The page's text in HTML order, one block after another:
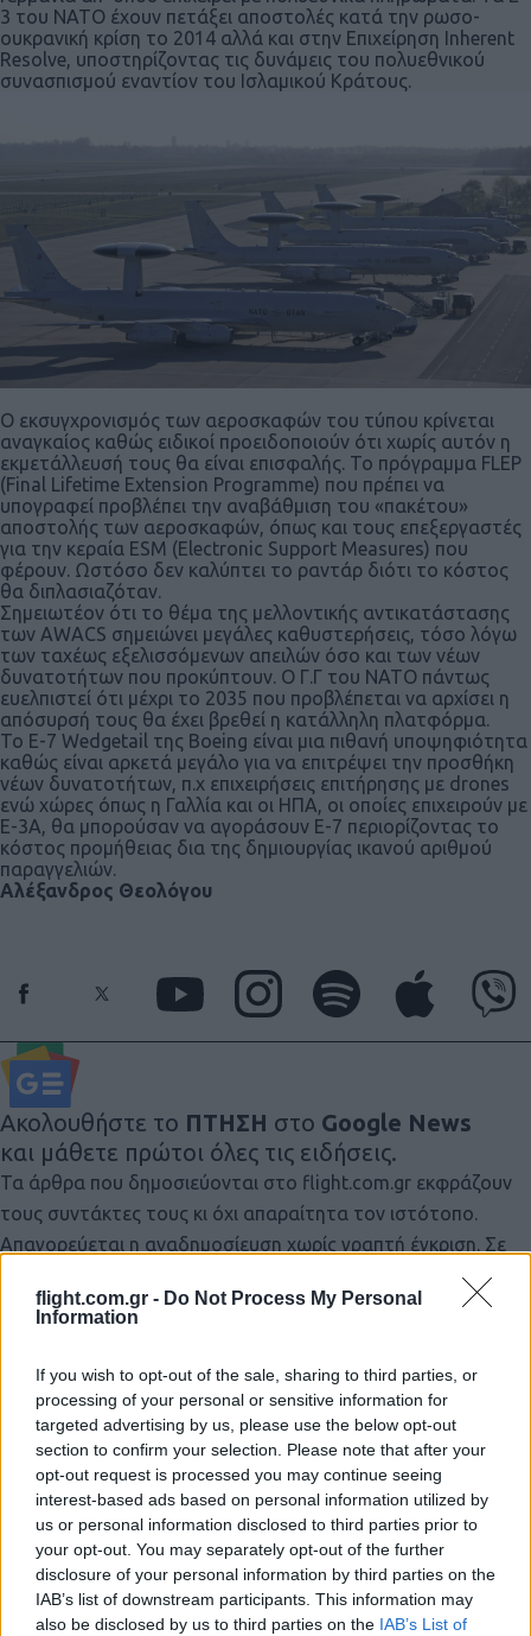
flight.com.gr - Do Not Process My Personal
Information
If you wish to opt-out of the sale, sharing to third parties, or
processing of your personal or sensitive information for
targeted advertising by us, please use the below opt-out
section to confirm your selection. Please note that after your
opt-out request is processed you may continue seeing
interest-based ads based on personal information utilized by
us or personal information disclosed to third parties prior to
your opt-out. You may separately opt-out of the further
disclosure of your personal information by third parties on the
IAB’s list of downstream participants. This information may
also be disclosed by us to third parties on the IAB’s List of
3 του ΝΑΤΟ έχουν πετάξει αποστολές κατά την ρωσο-
ουκρανική κρίση το 2014 αλλά και στην Επιχείρηση Inherent
Resolve, υποστηρίζοντας τις δυνάμεις του πολυεθνικού
συνασπισμού εναντίον του Ισλαμικού Κράτους.
O εκσυγχρονισμός των αεροσκαφών του τύπου κρίνεται
αναγκαίος καθώς ειδικοί προειδοποιούν ότι χωρίς αυτόν η
εκμετάλλευσή τους θα είναι επισφαλής. Το πρόγραμμα FLEP
(Final Lifetime Extension Programme) που πρέπει να
υπογραφεί προβλέπει την αναβάθμιση του «πακέτου»
αποστολής των αεροσκαφών, όπως και τους επεξεργαστές
για την κεραία ESM (Electronic Support Measures) που
φέρουν. Ωστόσο δεν καλύπτει το ραντάρ διότι το κόστος
θα διπλασιαζόταν.
Σημειωτέον ότι το θέμα της μελλοντικής αντικατάστασης
των AWACS σημειώνει μεγάλες καθυστερήσεις, τόσο λόγω
των ταχέως εξελισσόμενων απειλών όσο και των νέων
δυνατοτήτων που προκύπτουν. Ο Γ.Γ του ΝΑΤΟ πάντως
ευελπιστεί ότι μέχρι το 2035 που προβλέπεται να αρχίσει η
απόσυρσή τους θα έχει βρεθεί η κατάλληλη πλατφόρμα.
Το Ε-7 Wedgetail της Boeing είναι μια πιθανή υποψηφιότητα
καθώς είναι αρκετά μεγάλο για να επιτρέψει την προσθήκη
νέων δυνατοτήτων, π.χ επιχειρήσεις επιτήρησης με drones
ενώ χώρες όπως η Γαλλία και οι ΗΠΑ, οι οποίες επιχειρούν με
Ε-3Α, θα μπορούσαν να αγοράσουν Ε-7 περιορίζοντας το
κόστος προμήθειας δια της δημιουργίας ικανού αριθμού
παραγγελιών.
Αλέξανδρος Θεολόγου
Ακολουθήστε το ΠΤΗΣΗ στο Google News
και μάθετε πρώτοι όλες τις ειδήσεις.
Τα άρθρα που δημοσιεύονται στο flight.com.gr εκφράζουν
τους συντάκτες τους κι όχι απαραίτητα τον ιστότοπο.
Απαγορεύεται η αναδημοσίευση χωρίς γραπτή έγκριση. Σε
αντίθετη περίπτωση θα λαμβάνονται νομικά μέτρα. Ο
ιστότοπος διατηρεί το δικαίωμα ελέγχου των σχολίων, τα